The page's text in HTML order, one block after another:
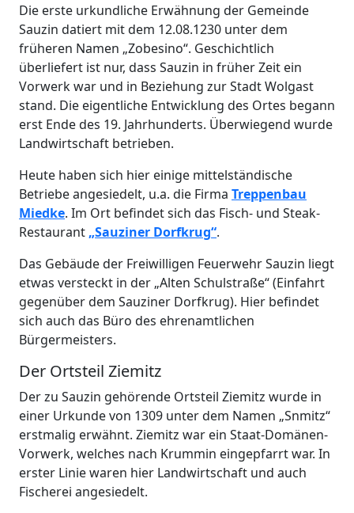
Die erste urkundliche Erwähnung der Gemeinde
Sauzin datiert mit dem 12.08.1230 unter dem
früheren Namen „Zobesino“. Geschichtlich
überliefert ist nur, dass Sauzin in früher Zeit ein
Vorwerk war und in Beziehung zur Stadt Wolgast
stand. Die eigentliche Entwicklung des Ortes begann
erst Ende des 19. Jahrhunderts. Überwiegend wurde
Landwirtschaft betrieben.
Heute haben sich hier einige mittelständische
Betriebe angesiedelt, u.a. die Firma Treppenbau
Miedke. Im Ort befindet sich das Fisch- und Steak-
Restaurant „Sauziner Dorfkrug“.
Das Gebäude der Freiwilligen Feuerwehr Sauzin liegt
etwas versteckt in der „Alten Schulstraße“ (Einfahrt
gegenüber dem Sauziner Dorfkrug). Hier befindet
sich auch das Büro des ehrenamtlichen
Bürgermeisters.
Der Ortsteil Ziemitz
Der zu Sauzin gehörende Ortsteil Ziemitz wurde in
einer Urkunde von 1309 unter dem Namen „Snmitz“
erstmalig erwähnt. Ziemitz war ein Staat-Domänen-
Vorwerk, welches nach Krummin eingepfarrt war. In
erster Linie waren hier Landwirtschaft und auch
Fischerei angesiedelt.